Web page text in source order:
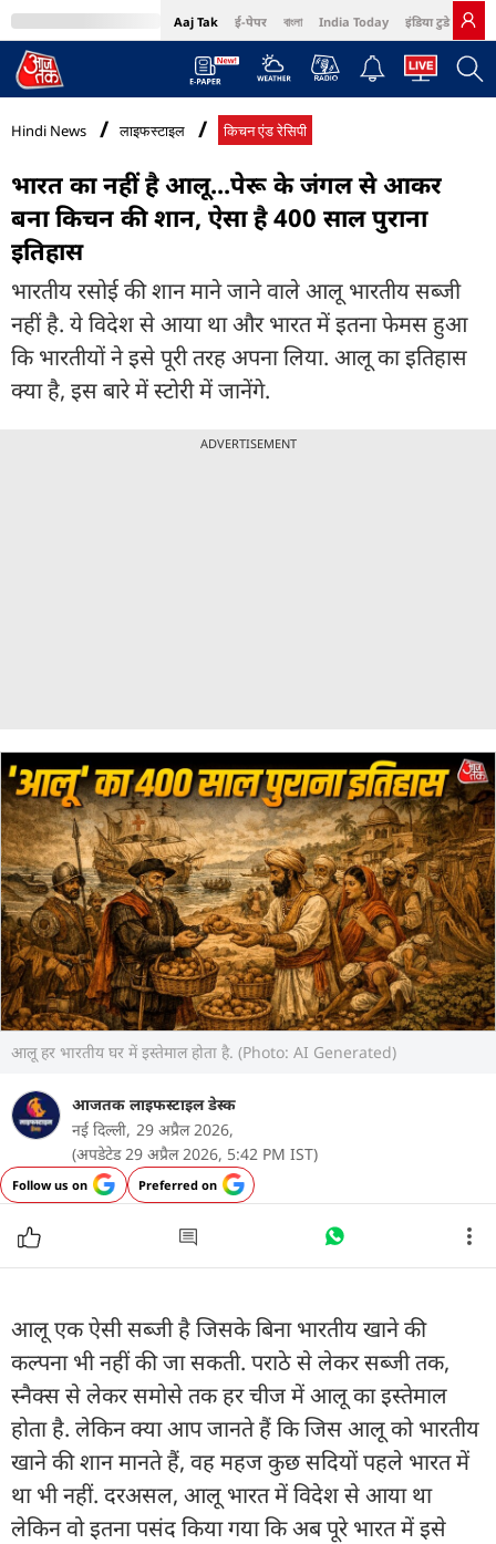
Aaj Tak ई-पेपर বাংলা India Today इंडिया टुडे हिंदी
MumbaiTak Cosmopolitan Harper's Bazaar Northeast
Hindi News लाइफस्टाइल किचन एंड रेसिपी
भारत का नहीं है आलू...पेरू के जंगल से आकर
बना किचन की शान, ऐसा है 400 साल पुराना
इतिहास
भारतीय रसोई की शान माने जाने वाले आलू भारतीय सब्जी
नहीं है. ये विदेश से आया था और भारत में इतना फेमस हुआ
कि भारतीयों ने इसे पूरी तरह अपना लिया. आलू का इतिहास
क्या है, इस बारे में स्टोरी में जानेंगे.
ADVERTISEMENT
आलू हर भारतीय घर में इस्तेमाल होता है. (Photo: AI Generated)
आजतक लाइफस्टाइल डेस्क
नई दिल्ली, 29 अप्रैल 2026,
(अपडेटेड 29 अप्रैल 2026, 5:42 PM IST)
Follow us on Preferred on
आलू एक ऐसी सब्जी है जिसके बिना भारतीय खाने की
कल्पना भी नहीं की जा सकती. पराठे से लेकर सब्जी तक,
स्नैक्स से लेकर समोसे तक हर चीज में आलू का इस्तेमाल
होता है. लेकिन क्या आप जानते हैं कि जिस आलू को भारतीय
खाने की शान मानते हैं, वह महज कुछ सदियों पहले भारत में
था भी नहीं. दरअसल, आलू भारत में विदेश से आया था
लेकिन वो इतना पसंद किया गया कि अब पूरे भारत में इसे